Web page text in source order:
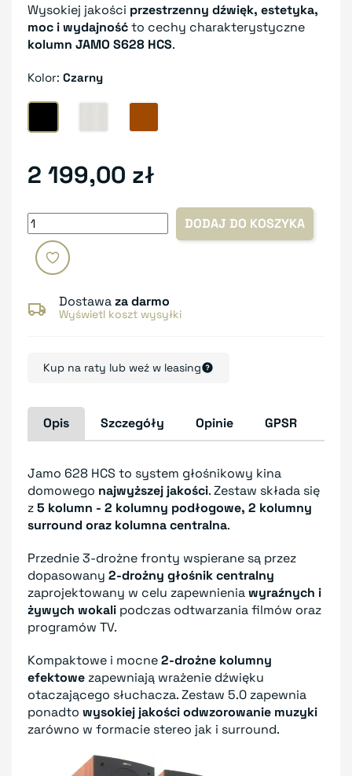
Wysokiej jakości przestrzenny dźwięk, estetyka,
moc i wydajnośćto cechy charakterystyczne
kolumn JAMO S628 HCS.
Kolor: Czarny
Czarny White AshDark Apple
2 199,00 zł
DODAJ DO KOSZYKA
Dostawaza darmo
Wyświetl koszt wysyłki
Kup na raty lub weź w leasing
Opis Szczegóły Opinie GPSR
Jamo 628 HCS to system głośnikowy kina
domowego najwyższej jakości. Zestaw składa się
z5 kolumn - 2 kolumny podłogowe, 2 kolumny
surround oraz kolumna centralna.
Przednie 3-drożne fronty wspierane są przez
dopasowany 2-drożny głośnik centralny
zaprojektowany w celu zapewnieniawyraźnych i
żywych wokali podczas odtwarzania filmów oraz
programów TV.
Kompaktowe i mocne2-drożne kolumny
efektowe zapewniają wrażenie dźwięku
otaczającego słuchacza. Zestaw 5.0 zapewnia
ponadto wysokiej jakości odwzorowanie muzyki
zarówno w formacie stereo jak i surround.